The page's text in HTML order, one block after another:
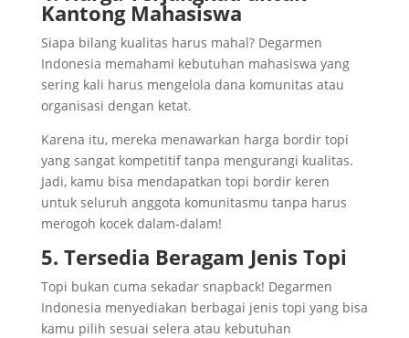
Kantong Mahasiswa
Siapa bilang kualitas harus mahal? Degarmen
Indonesia memahami kebutuhan mahasiswa yang
sering kali harus mengelola dana komunitas atau
organisasi dengan ketat.
Karena itu, mereka menawarkan harga bordir topi
yang sangat kompetitif tanpa mengurangi kualitas.
Jadi, kamu bisa mendapatkan topi bordir keren
untuk seluruh anggota komunitasmu tanpa harus
merogoh kocek dalam-dalam!
5. Tersedia Beragam Jenis Topi
Topi bukan cuma sekadar snapback! Degarmen
Indonesia menyediakan berbagai jenis topi yang bisa
kamu pilih sesuai selera atau kebutuhan